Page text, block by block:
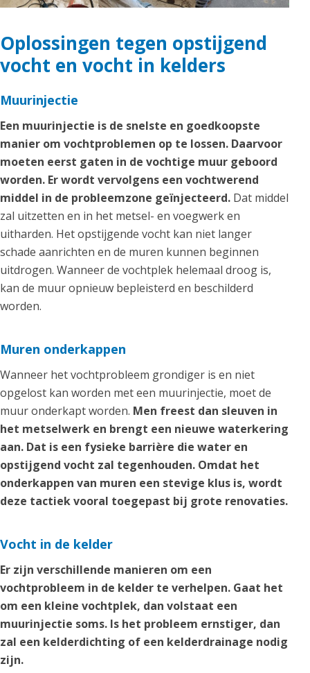
Oplossingen tegen opstijgend
vocht en vocht in kelders
Muurinjectie
Een muurinjectie is de snelste en goedkoopste
manier om vochtproblemen op te lossen. Daarvoor
moeten eerst gaten in de vochtige muur geboord
worden. Er wordt vervolgens een vochtwerend
middel in de probleemzone geïnjecteerd. Dat middel
zal uitzetten en in het metsel- en voegwerk en
uitharden. Het opstijgende vocht kan niet langer
schade aanrichten en de muren kunnen beginnen
uitdrogen. Wanneer de vochtplek helemaal droog is,
kan de muur opnieuw bepleisterd en beschilderd
worden.
Muren onderkappen
Wanneer het vochtprobleem grondiger is en niet
opgelost kan worden met een muurinjectie, moet de
muur onderkapt worden. Men freest dan sleuven in
het metselwerk en brengt een nieuwe waterkering
aan. Dat is een fysieke barrière die water en
opstijgend vocht zal tegenhouden. Omdat het
onderkappen van muren een stevige klus is, wordt
deze tactiek vooral toegepast bij grote renovaties.
Vocht in de kelder
Er zijn verschillende manieren om een
vochtprobleem in de kelder te verhelpen. Gaat het
om een kleine vochtplek, dan volstaat een
muurinjectie soms. Is het probleem ernstiger, dan
zal een kelderdichting of een kelderdrainage nodig
zijn.